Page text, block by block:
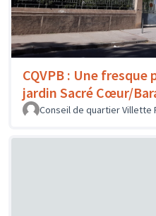
CQVPB : Une fresque
jardin Sacré Cœur/
Conseil de quartier Villette